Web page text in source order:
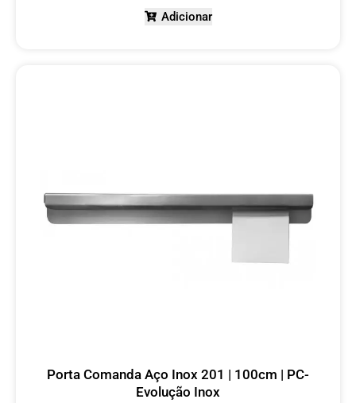
Adicionar
Porta Comanda Aço Inox 201 | 100cm | PC-
Evolução Inox